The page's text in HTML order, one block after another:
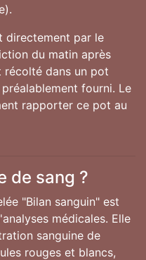
directement par le
du matin après
récolté dans un pot
fourni. Le
rapporter ce pot au
de sang ?
"Bilan sanguin" est
médicales. Elle
sanguine de
rouges et blancs,